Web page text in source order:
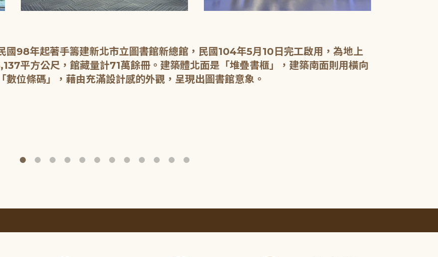
國98年起著手籌建新北市立圖書館新總館，民國104年5月10日完工啟用，為地上
平方公尺，館藏量計71萬餘冊。建築體北面是「堆疊書櫃」，建築南面則用橫向
位條碼」，藉由充滿設計感的外觀，呈現出圖書館意象。